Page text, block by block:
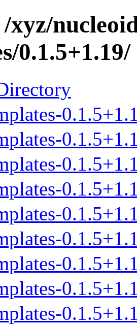
xyz/
0.1.5+1.19/